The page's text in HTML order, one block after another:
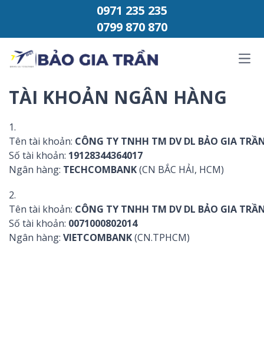
Chuyển đến phần nội dung0971 235 235
0799 870 870
TÀI KHOẢN NGÂN HÀNG
1.
Tên tài khoản: CÔNG TY TNHH TM DV DL BẢO GIA
Số tài khoản: 19128344364017
Ngân hàng: TECHCOMBANK(CN BẮC HẢI, HCM)
2.
Tên tài khoản: CÔNG TY TNHH TM DV DL BẢO GIA
Số tài khoản: 0071000802014
Ngân hàng: VIETCOMBANK(CN.TPHCM)